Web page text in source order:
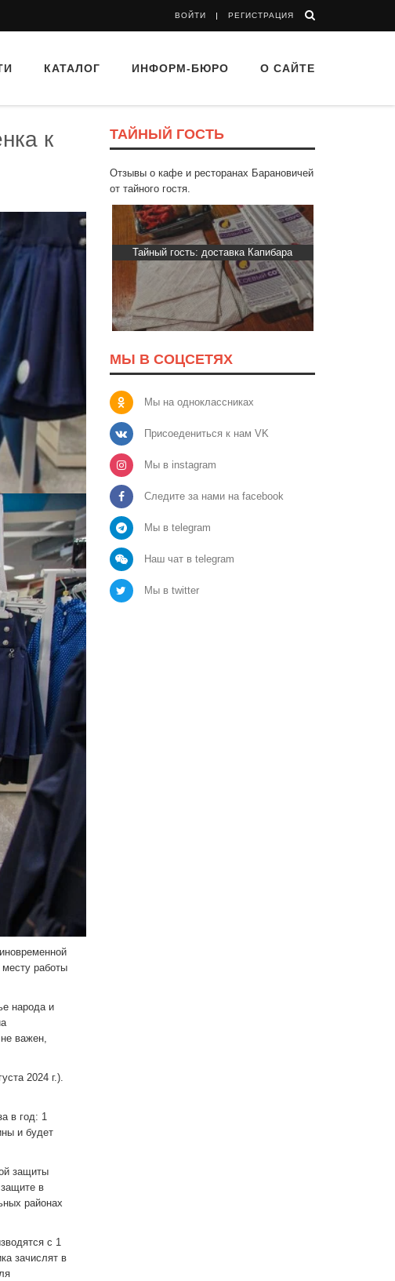
ВОЙТИ РЕГИСТРАЦИЯ
КАТАЛОГ ИНФОРМ-БЮРО О САЙТЕ
к
работы
народа и
важен,
2024 г.).
в год: 1
и будет
защиты
в
районах
с 1
зачислят в
ТАЙНЫЙ ГОСТЬ
Отзывы о кафе и ресторанах Барановичей
от тайного гостя.
"Grand Buffet" Тайный гость: доставка Капибара
МЫ В СОЦСЕТЯХ
Мы на одноклассниках
Присоедениться к нам VK
Мы в instagram
Следите за нами на facebook
Мы в telegram
Наш чат в telegram
Мы в twitter